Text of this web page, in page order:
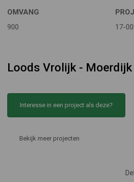
OMVANG
900
17-
Loods Vrolijk - Moerdijk
Interesse in een project als deze?
Bekijk meer projecten